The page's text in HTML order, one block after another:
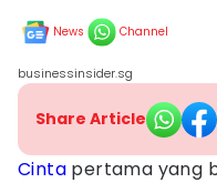
News Channel
businessinsider.sg
Share Article
Cinta pertama yang